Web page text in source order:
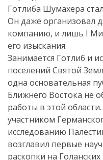
Готлиба Шумахера
Он даже организовал
компанию, и лишь I
его изыскания.
Занимается Готлиб и
поселений Святой
одна основательная
Ближнего Востока не
работы в этой
участником
исследованию
возглавил первые
раскопки на